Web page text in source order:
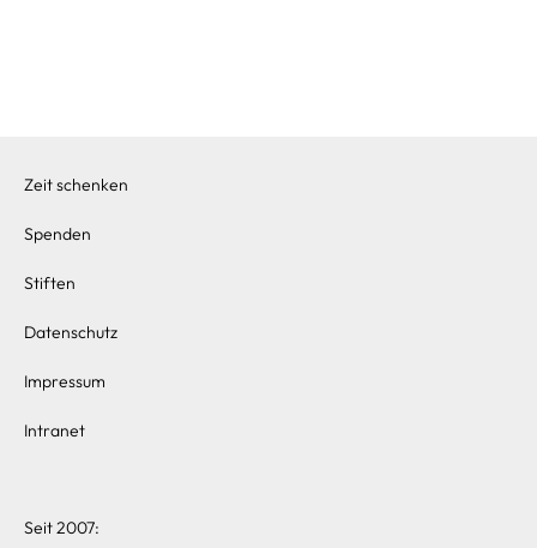
Zeit schenken
Spenden
Stiften
Datenschutz
Impressum
Intranet
Seit 2007: